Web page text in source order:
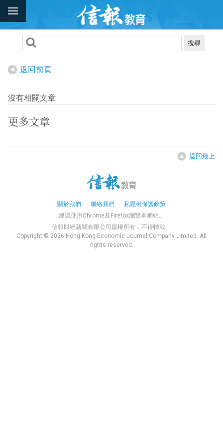
搜尋
返回前頁
沒有相關文章
更多文章
返回最上
關於我們 聯絡我們
私隱權保護政策
建議使用Chrome及Firefox瀏覽本網站。
信報財經新聞有限公司版權所有，不得轉載。
Copyright © 2026 Hong Kong Economic Journal Company Limited. All
rights reserved.